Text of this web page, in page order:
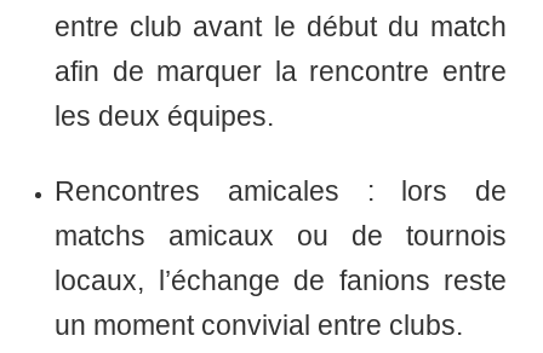
entre club avant le début du match
afin de marquer la rencontre entre
les deux équipes.
Rencontres amicales : lors de
matchs amicaux ou de tournois
locaux, l’échange de fanions reste
un moment convivial entre clubs.